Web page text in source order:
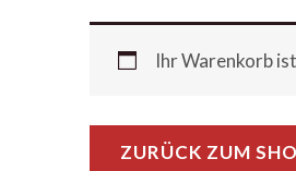
Ihr Warenkorb
ZURÜCK ZUM